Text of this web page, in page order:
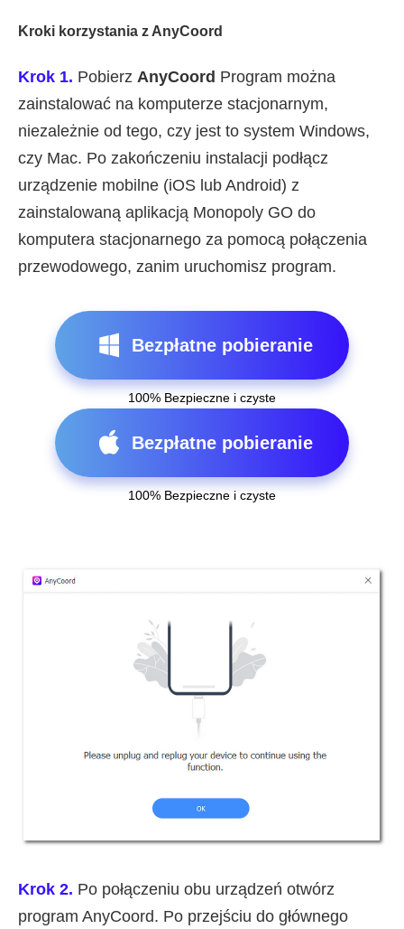
Kroki korzystania z AnyCoord
Krok 1. Pobierz AnyCoord Program można
zainstalować na komputerze stacjonarnym,
niezależnie od tego, czy jest to system Windows,
czy Mac. Po zakończeniu instalacji podłącz
urządzenie mobilne (iOS lub Android) z
zainstalowaną aplikacją Monopoly GO do
komputera stacjonarnego za pomocą połączenia
przewodowego, zanim uruchomisz program.
Bezpłatne pobieranie
100% Bezpieczne i czyste
Bezpłatne pobieranie
100% Bezpieczne i czyste
Krok 2. Po połączeniu obu urządzeń otwórz
program AnyCoord. Po przejściu do głównego